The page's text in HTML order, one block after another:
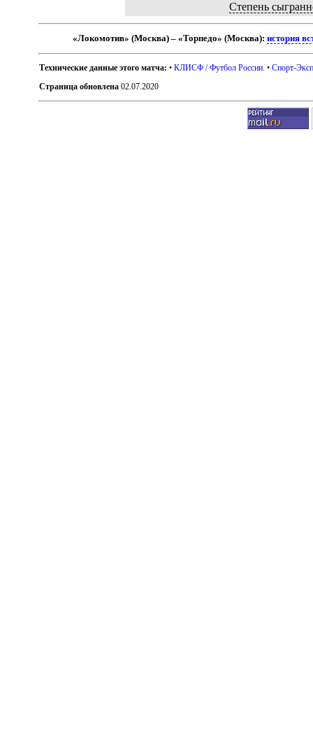
Степень
«Локомотив» (Москва) – «Торпедо» (Москва):история
Технические данные этого матча: •КЛИСФ / Футбол России . •Спорт-
Страница обновлена 02.07.2020